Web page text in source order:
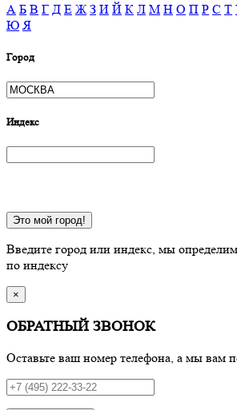
А Б В Г Д Е Ж З И Й К Л М Н О П Р С Т
Ю Я
Город
Индекс
Это мой город!
Введите город или индекс, мы
по индексу
×
ОБРАТНЫЙ ЗВОНОК
Оставьте ваш номер телефона, а мы вам